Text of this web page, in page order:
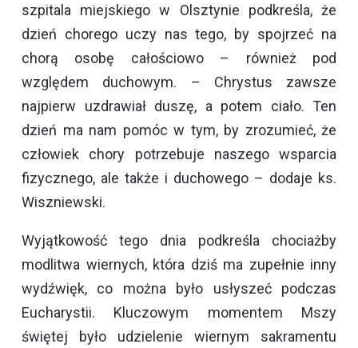
szpitala miejskiego w Olsztynie podkreśla, że
dzień chorego uczy nas tego, by spojrzeć na
chorą osobę całościowo – również pod
względem duchowym. – Chrystus zawsze
najpierw uzdrawiał duszę, a potem ciało. Ten
dzień ma nam pomóc w tym, by zrozumieć, że
człowiek chory potrzebuje naszego wsparcia
fizycznego, ale także i duchowego – dodaje ks.
Wiszniewski.
Wyjątkowość tego dnia podkreśla chociażby
modlitwa wiernych, która dziś ma zupełnie inny
wydźwięk, co można było usłyszeć podczas
Eucharystii. Kluczowym momentem Mszy
świętej było udzielenie wiernym sakramentu